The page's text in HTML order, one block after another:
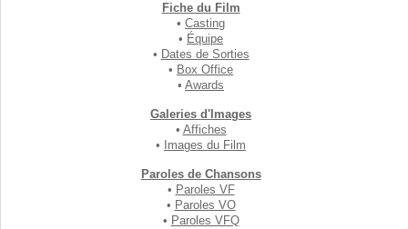
Fiche du Film
•Casting
• Équipe
• Dates de Sorties
• Box Office
•Awards
Galeries d'Images
• Affiches
•
Images du Film
Paroles de Chansons
• Paroles VF
• Paroles VO
• Paroles VFQ